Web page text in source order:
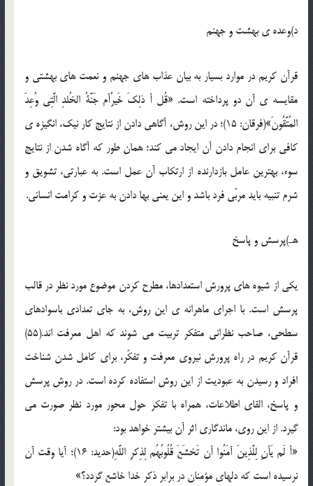
د)وعده ی بهشت و جهنم
قرآن کریم در موارد بسیار به بیان عذاب های جهنم و نعمت های بهشتی و
مقایسه ی آن دو پرداخته است. «قُل أ ذلِکَ خَیرٌأم جَنَّةُ الخُلدِ الَّتِی وُعِدَ
المُتَّقُونَ»(فرقان: 15)؛ در این روش، آگاهی دادن از نتایج کار نیک، انگیزه ی
کافی برای انجام دادن آن ایجاد می کند؛ همان طور که آگاه شدن از نتایج
سوء، بهترین عامل بازدارنده از ارتکاب آن عمل است. به عبارتی، تشویق و
شرم تنبیه باید مربّی فرد باشد و این یعنی بها دادن به عزت و کرامت انسانی.
هـ)پرسش و پاسخ
یکی از شیوه های پرورش استعدادها، مطرح کردن موضوع مورد نظر در قالب
پرسش است. با اجرای ماهرانه ی این روش، به جای تعدادی باسوادهای
سطحی، صاحب نظرانی متفکر تربیت می شوند که اهل معرفت اند.(55)
قرآن کریم در راه پرورش نیروی معرفت و تفکّر، برای کامل شدن شناخت
افراد و رسیدن به عبودیت از این روش استفاده کرده است. در روش پرسش
و پاسخ، القای اطلاعات، همراه با تفکر حول محور مورد نظر صورت می
گیرد. از این روی، ماندگاری اثر آن بیشتر خواهد بود:
«أ لَم یَأنِ لِلَّذِینَ آمَنُوا أن تَخشَعَ قُلُوبُهُم لِذِکرِ اللَّهِ(حدید: 16)؛ آیا وقت آن
نرسیده است که دلهای مؤمنان در برابر ذکر خدا خاشع گردد؟»